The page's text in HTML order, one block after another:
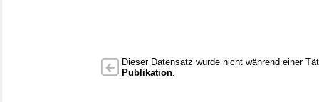
Dieser Datensatz wurde nicht während einer
Publikation